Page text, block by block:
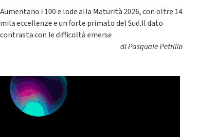
Aumentano i 100 e lode alla Maturità 2026, con oltre 14
mila eccellenze e un forte primato del Sud.Il dato
contrasta con le difficoltà emerse
diPasquale Petrillo